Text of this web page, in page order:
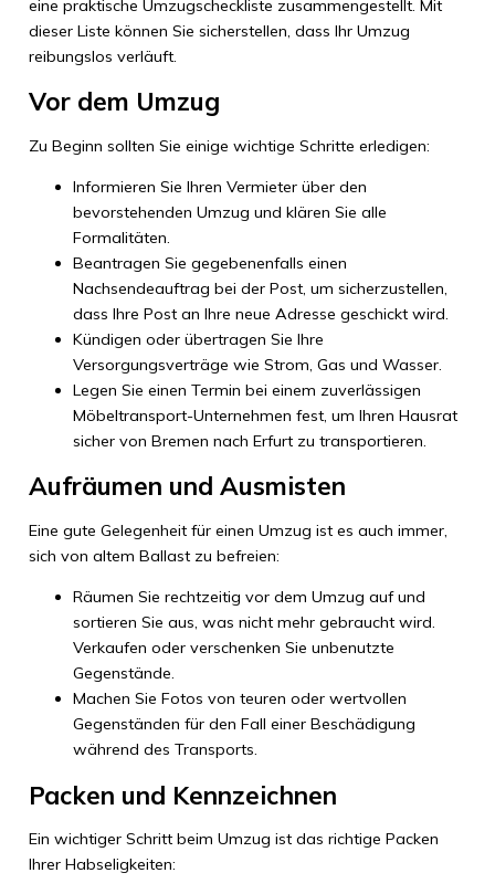
eine praktische Umzugscheckliste zusammengestellt. Mit
dieser Liste können Sie sicherstellen, dass Ihr Umzug
reibungslos verläuft.
Vor dem Umzug
Zu Beginn sollten Sie einige wichtige Schritte erledigen:
Informieren Sie Ihren Vermieter über den
bevorstehenden Umzug und klären Sie alle
Formalitäten.
Beantragen Sie gegebenenfalls einen
Nachsendeauftrag bei der Post, um sicherzustellen,
dass Ihre Post an Ihre neue Adresse geschickt wird.
Kündigen oder übertragen Sie Ihre
Versorgungsverträge wie Strom, Gas und Wasser.
Legen Sie einen Termin bei einem zuverlässigen
Möbeltransport-Unternehmen fest, um Ihren Hausrat
sicher von Bremen nach Erfurt zu transportieren.
Aufräumen und Ausmisten
Eine gute Gelegenheit für einen Umzug ist es auch immer,
sich von altem Ballast zu befreien:
Räumen Sie rechtzeitig vor dem Umzug auf und
sortieren Sie aus, was nicht mehr gebraucht wird.
Verkaufen oder verschenken Sie unbenutzte
Gegenstände.
Machen Sie Fotos von teuren oder wertvollen
Gegenständen für den Fall einer Beschädigung
während des Transports.
Packen und Kennzeichnen
Ein wichtiger Schritt beim Umzug ist das richtige Packen
Ihrer Habseligkeiten: